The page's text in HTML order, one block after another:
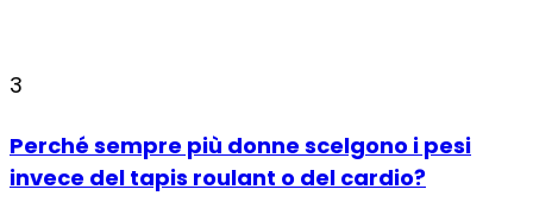
3
Perché sempre più donne scelgono i pesi
invece del tapis roulant o del cardio?